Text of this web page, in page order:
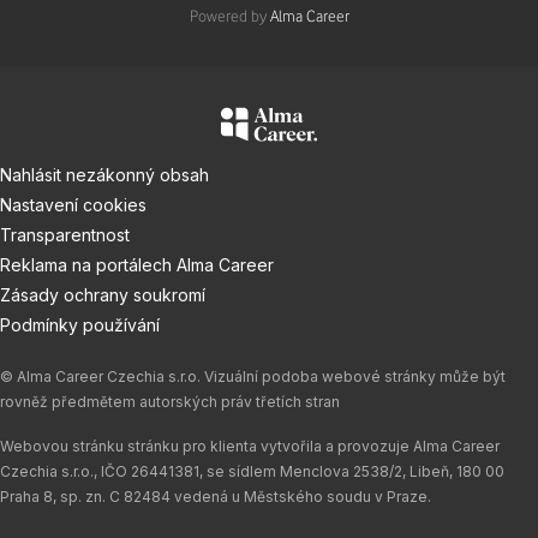
Powered byAlma Career
Nahlásit nezákonný obsah
Nastavení cookies
Transparentnost
Reklama na portálech Alma Career
Zásady ochrany soukromí
Podmínky používání
© Alma Career Czechia s.r.o. Vizuální podoba webové stránky může být
rovněž předmětem autorských práv třetích stran
Webovou stránku stránku pro klienta vytvořila a provozuje Alma Career
Czechia s.r.o., IČO 26441381, se sídlem Menclova 2538/2, Libeň, 180 00
Praha 8, sp. zn. C 82484 vedená u Městského soudu v Praze.